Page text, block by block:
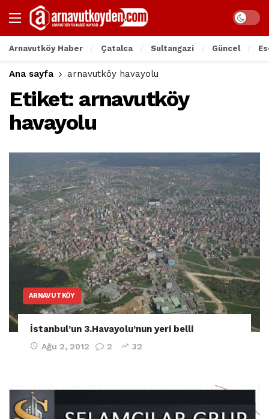
Arnavutköy Haber Çatalca Sultangazi Güncel
Ana sayfa arnavutköy havayolu
Etiket: arnavutköy
havayolu
ARNAVUTKÖY
İstanbul’un 3.Havayolu’nun yeri belli
Ağu 2, 2012 2 32